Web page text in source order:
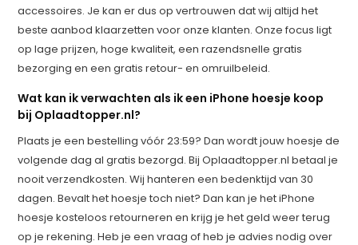
accessoires. Je kan er dus op vertrouwen dat wij altijd het
beste aanbod klaarzetten voor onze klanten. Onze focus ligt
op lage prijzen, hoge kwaliteit, een razendsnelle gratis
bezorging en een gratis retour- en omruilbeleid.
Wat kan ik verwachten als ik een iPhone hoesje koop
bij Oplaadtopper.nl?
Plaats je een bestelling vóór 23:59? Dan wordt jouw hoesje de
volgende dag al gratis bezorgd. Bij Oplaadtopper.nl betaal je
nooit verzendkosten. Wij hanteren een bedenktijd van 30
dagen. Bevalt het hoesje toch niet? Dan kan je het iPhone
hoesje kosteloos retourneren en krijg je het geld weer terug
op je rekening. Heb je een vraag of heb je advies nodig over